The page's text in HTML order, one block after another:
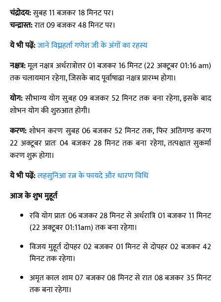
चंद्रोदय:सुबह 11 बजकर 18 मिनट पर।
चन्द्रास्त:रात 09 बजकर 48 मिनट पर।
ये भी पढ़ें:जाने विघ्नहर्ता गणेश जी के अंगों का रहस्य
नक्षत्र:मूल नक्षत्र अर्धरात्रोत्तर 01 बजकर 16 मिनट (22 अक्टूबर 01:16 am)
तक चलायमान रहेगा, जिसके बाद पूर्वाषाढा नक्षत्र प्रारम्भ होगा।
योग:सौभाग्य योग सुबह 09 बजकर 52 मिनट तक बना रहेगा, इसके बाद
शोभन योग की शुरुआत होगी।
करण:शोभन करण सुबह 06 बजकर 52 मिनट तक, फिर अतिगण्ड करण
22 अक्टूबर प्रातः 04 बजकर 28 मिनट तक बना रहेगा, तत्पश्चात सुकर्मा
करण शुरू होगा।
ये भी पढ़ें:लहसुनिआ रत्न के फायदे और धारण विधि
आज के शुभ मुहूर्त
रवि योग प्रातः 06 बजकर 28 मिनट से अर्धरात्रि 01 बजकर 11 मिनट
(22 अक्टूबर 01:11am) तक बना रहेगा।
विजय मुहूर्त दोपहर 02 बजकर 01 मिनट से दोपहर 02 बजकर 42
मिनट तक रहेगा।
अमृत काल शाम 07 बजकर 08 मिनट से रात 08 बजकर 35 मिनट
तक बना रहेगा।